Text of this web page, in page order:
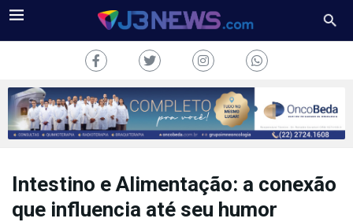
J3NEWS
Intestino e Alimentação: a conexão
que influencia até seu humor